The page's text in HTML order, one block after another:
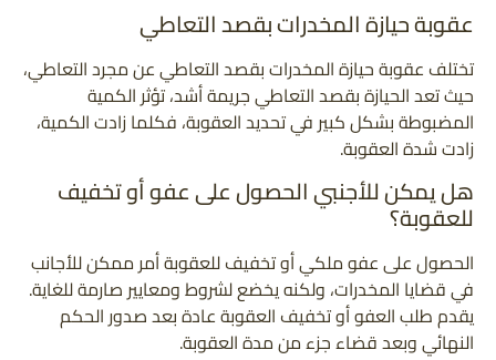
عقوبة حيازة المخدرات بقصد التعاطي
تختلف عقوبة حيازة المخدرات بقصد التعاطي عن مجرد التعاطي،
حيث تعد الحيازة بقصد التعاطي جريمة أشد، تؤثر الكمية
المضبوطة بشكل كبير في تحديد العقوبة، فكلما زادت الكمية،
زادت شدة العقوبة.
هل يمكن للأجنبي الحصول على عفو أو تخفيف
للعقوبة؟
الحصول على عفو ملكي أو تخفيف للعقوبة أمر ممكن للأجانب
في قضايا المخدرات، ولكنه يخضع لشروط ومعايير صارمة للغاية.
يقدم طلب العفو أو تخفيف العقوبة عادة بعد صدور الحكم
النهائي وبعد قضاء جزء من مدة العقوبة.